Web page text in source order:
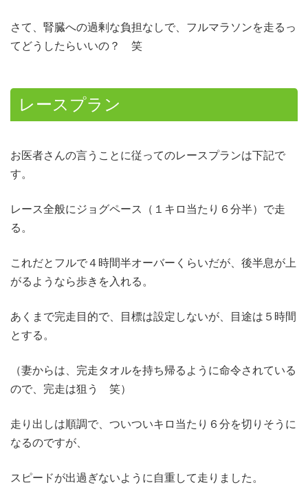
さて、腎臓への過剰な負担なしで、フルマラソンを走るっ
てどうしたらいいの？ 笑
レースプラン
お医者さんの言うことに従ってのレースプランは下記で
す。
レース全般にジョグペース（１キロ当たり６分半）で走
る。
これだとフルで４時間半オーバーくらいだが、後半息が上
がるようなら歩きを入れる。
あくまで完走目的で、目標は設定しないが、目途は５時間
とする。
（妻からは、完走タオルを持ち帰るように命令されている
ので、完走は狙う 笑）
走り出しは順調で、ついついキロ当たり６分を切りそうに
なるのですが、
スピードが出過ぎないように自重して走りました。